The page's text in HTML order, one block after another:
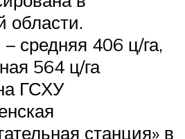
области.
средняя 406 ц/га,
564 ц/га
ГСХУ
станция» в